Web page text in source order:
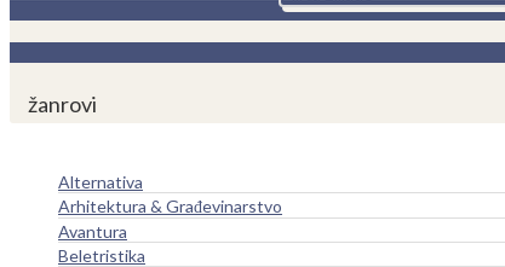
žanrovi
Alternativa
Arhitektura & Građevinarstvo
Avantura
Beletristika